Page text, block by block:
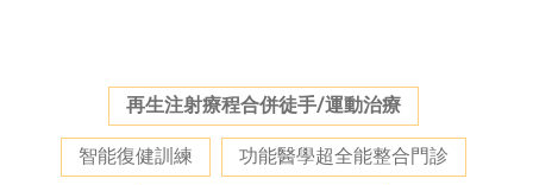
再生注射療程合併徒手/運動治療
智能復健訓練 功能醫學超全能整合門診